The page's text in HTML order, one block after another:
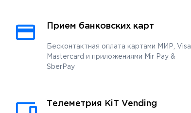
Прием банковских карт
Бесконтактная оплата картами МИР, Visa,
Mastercard и приложениями Mir Pay &
SberPay
Телеметрия KiT Vending